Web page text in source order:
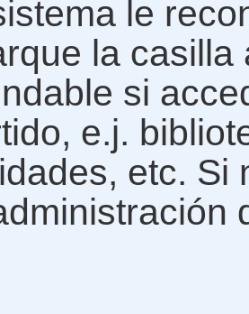
le
la casilla
si
e.j.
etc. Si